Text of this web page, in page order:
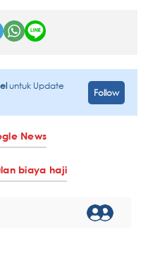
untuk Update
Follow
News
biaya haji